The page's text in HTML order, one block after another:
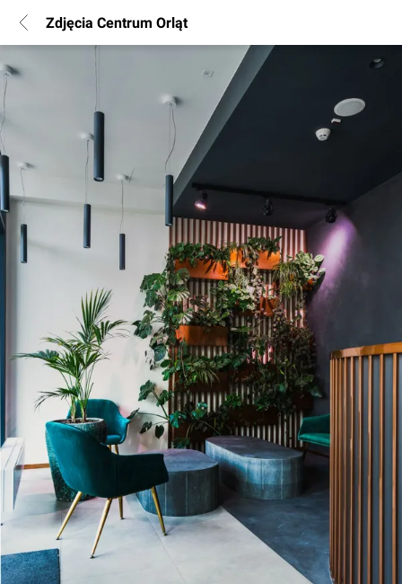
Zdjęcia Centrum Orląt